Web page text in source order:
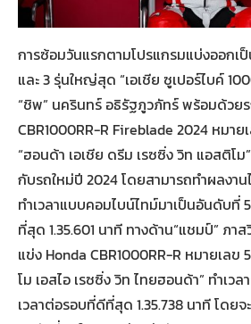
การซ้อมวันแรกตามโปรแกรมแบ่งออกเ
และ 3 รุ่นใหญ่สุด “เอเชีย ซูเปอร์ไบค์
“ชิพ” นครินทร์ อธิรัฐภูวภัทร์ พร้อมด้วย
CBR1000RR-R Fireblade 2024 หมาย
“ฮอนด้า เอเชีย ดรีม เรซซิ่ง วิท แอสติโ
กับรถใหม่ปี 2024 โดยสามารถทำผลงา
ทำเวลาแบบคอมไบน์ไทม์มาเป็นอันดับที่
ที่สุด 1.35.601 นาที ทางด้าน“แชมป์” ภ
แข่ง Honda CBR1000RR-R หมายเลข
โม เอสไอ เรซซิ่ง วิท ไทยฮอนด้า” ทำเว
เวลาต่อรอบที่ดีที่สุด 1.35.738 นาที โดย